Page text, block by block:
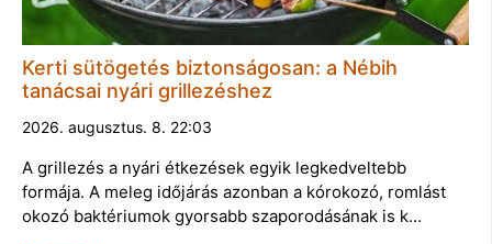
Kerti sütögetés biztonságosan: a Nébih
tanácsai nyári grillezéshez
2026. augusztus. 8. 22:03
A grillezés a nyári étkezések egyik legkedveltebb
formája. A meleg időjárás azonban a kórokozó, romlást
okozó baktériumok gyorsabb szaporodásának is k…